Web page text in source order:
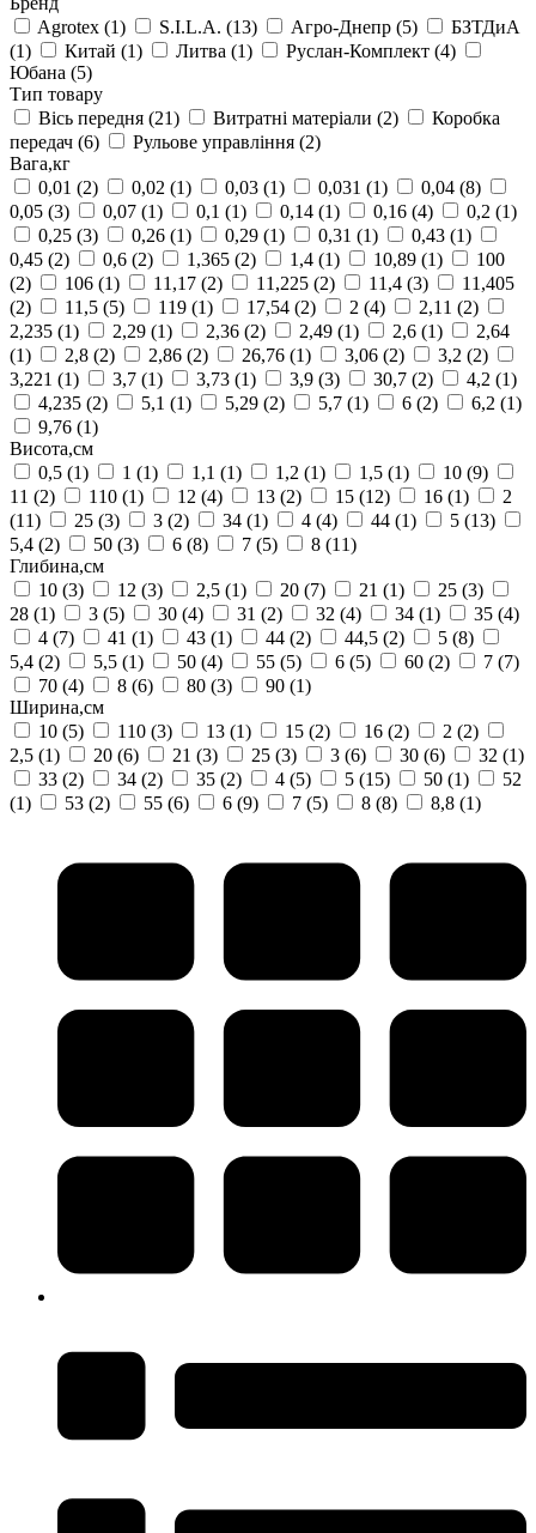
Agrotex (1) S.I.L.A. (13) Агро-Днепр (5)
БЗТДиА
(1)
Китай (1) Литва (1) Руслан-Комплект (4)
Юбана (5)
Тип товару
Вісь передня (21) Витратні матеріали (2)
Коробка
передач (6) Рульове управління (2)
Вага,кг
0,01 (2) 0,02 (1) 0,03 (1) 0,031 (1) 0,04 (8)
0,05 (3) 0,07 (1) 0,1 (1) 0,14 (1) 0,16 (4) 0,2 (1)
0,25 (3) 0,26 (1) 0,29 (1) 0,31 (1) 0,43 (1)
0,45 (2) 0,6 (2) 1,365 (2) 1,4 (1) 10,89 (1)
100
(2)
106 (1) 11,17 (2) 11,225 (2) 11,4 (3)
11,405
(2)
11,5 (5) 119 (1) 17,54 (2) 2 (4) 2,11 (2)
2,235 (1) 2,29 (1) 2,36 (2) 2,49 (1) 2,6 (1)
2,64
(1)
2,8 (2) 2,86 (2) 26,76 (1) 3,06 (2) 3,2 (2)
3,221 (1) 3,7 (1) 3,73 (1) 3,9 (3) 30,7 (2) 4,2 (1)
4,235 (2) 5,1 (1) 5,29 (2) 5,7 (1) 6 (2) 6,2 (1)
9,76 (1)
Висота,см
0,5 (1) 1 (1) 1,1 (1) 1,2 (1) 1,5 (1) 10 (9)
11 (2) 110 (1) 12 (4) 13 (2) 15 (12) 16 (1)
2
(11)
25 (3) 3 (2) 34 (1) 4 (4) 44 (1) 5 (13)
5,4 (2) 50 (3) 6 (8) 7 (5) 8 (11)
Глибина,см
10 (3) 12 (3) 2,5 (1) 20 (7) 21 (1) 25 (3)
28 (1) 3 (5) 30 (4) 31 (2) 32 (4) 34 (1) 35 (4)
4 (7) 41 (1) 43 (1) 44 (2) 44,5 (2) 5 (8)
5,4 (2) 5,5 (1) 50 (4) 55 (5) 6 (5) 60 (2) 7 (7)
70 (4) 8 (6) 80 (3) 90 (1)
Ширина,см
10 (5) 110 (3) 13 (1) 15 (2) 16 (2) 2 (2)
2,5 (1) 20 (6) 21 (3) 25 (3) 3 (6) 30 (6) 32 (1)
33 (2) 34 (2) 35 (2) 4 (5) 5 (15) 50 (1)
52
(1)
53 (2) 55 (6) 6 (9) 7 (5) 8 (8) 8,8 (1)